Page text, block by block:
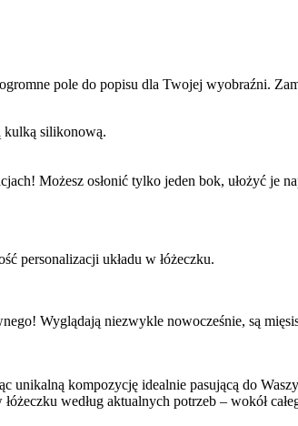
pole do popisu dla Twojej wyobraźni.
kulką silikonową.
Możesz osłonić tylko jeden bok, ułożyć je
personalizacji układu w łóżeczku.
Wyglądają niezwykle nowocześnie, są
unikalną kompozycję idealnie pasującą do
według aktualnych potrzeb – wokół